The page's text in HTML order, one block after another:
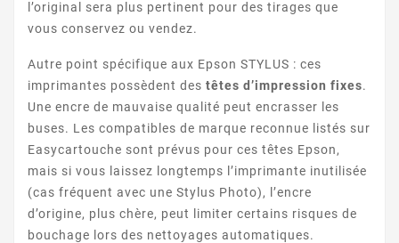
STYLUS DX5050
l’original sera plus pertinent pour des tirages que
vous conservez ou vendez.
Autre point spécifique aux Epson STYLUS : ces
imprimantes possèdent des têtes d’impression fixes.
Une encre de mauvaise qualité peut encrasser les
buses. Les compatibles de marque reconnue listés sur
Easycartouche sont prévus pour ces têtes Epson,
mais si vous laissez longtemps l’imprimante inutilisée
(cas fréquent avec une Stylus Photo), l’encre
d’origine, plus chère, peut limiter certains risques de
bouchage lors des nettoyages automatiques.